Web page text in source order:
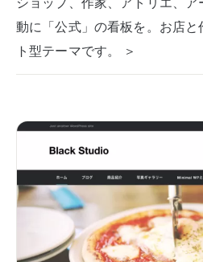
動に「公式」の看板を。お店
ト型テーマです。 ＞